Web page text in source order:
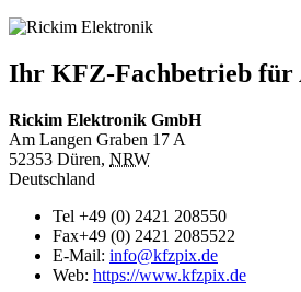
Ihr KFZ-Fachbetrieb für
Rickim Elektronik GmbH
Am Langen Graben 17 A
52353 Düren, NRW
Deutschland
Tel +49 (0) 2421 208550
Fax+49 (0) 2421 2085522
E-Mail: info@kfzpix.de
Web: https://www.kfzpix.de